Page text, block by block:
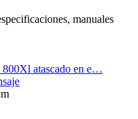
manuales
800Xl atascado en e…